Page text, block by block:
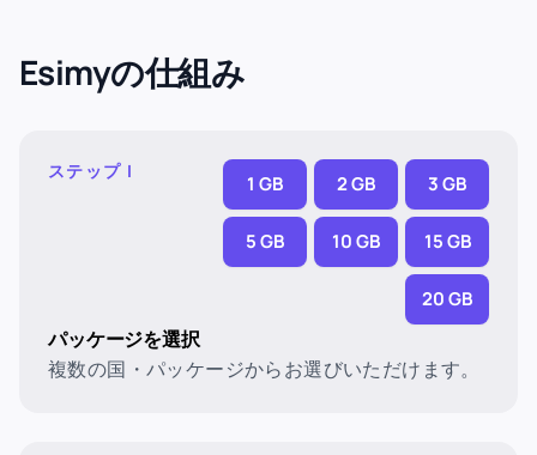
Esimyの仕組み
ステップ I
1 GB 2 GB 3 GB
5 GB 10 GB 15 GB
20 GB
パッケージを選択
複数の国・パッケージからお選びいただけます。